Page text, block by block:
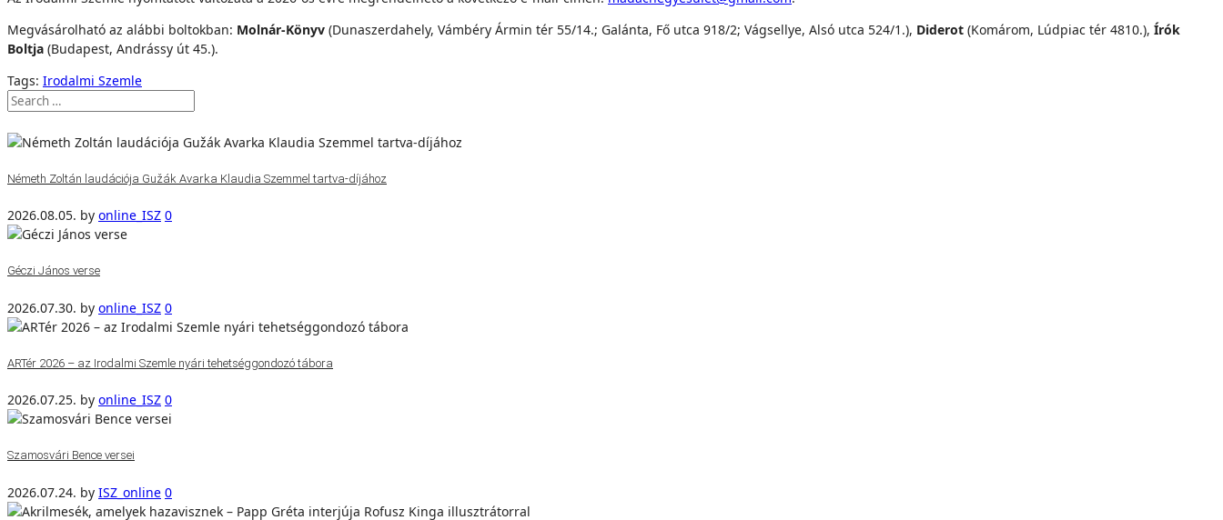
Megvásárolható az alábbi boltokban: Molnár-Könyv (Dunaszerdahely, Vámbéry Ármin tér 55/14.; Galánta, Fő utca 918/2; Vágsellye, Alsó utca 524/1.), Diderot (Komárom, Lúdpiac tér 4810.), Írók
Boltja (Budapest, Andrássy út 45.).
Tags: Irodalmi Szemle
Németh Zoltán laudációja Gužák Avarka Klaudia Szemmel tartva-díjához
2026.08.05. by online_ISZ 0
Géczi János verse
2026.07.30. by online_ISZ 0
ARTér 2026 – az Irodalmi Szemle nyári tehetséggondozó tábora
2026.07.25. by online_ISZ 0
Szamosvári Bence versei
2026.07.24. by ISZ_online 0